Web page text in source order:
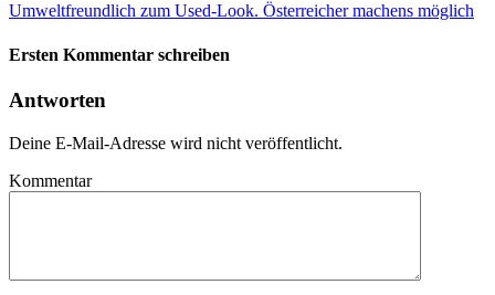
Umweltfreundlich zum Used-Look. Österreicher machens möglich
Ersten Kommentar schreiben
Antworten
Deine E-Mail-Adresse wird nicht veröffentlicht.
Kommentar